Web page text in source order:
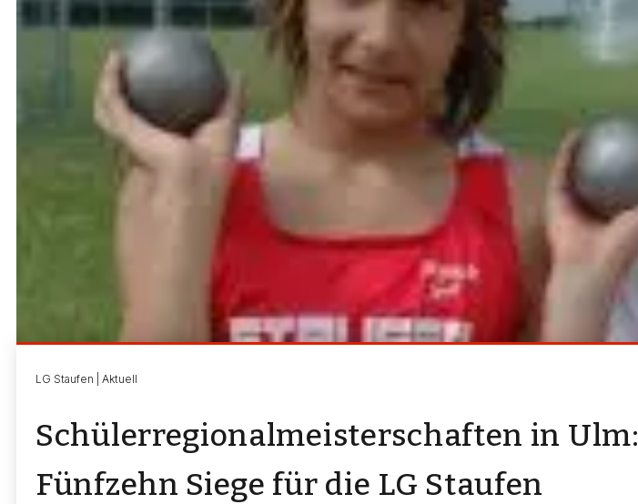
LG Staufen | Aktuell
Schülerregionalmeisterschaften in Ulm:
Fünfzehn Siege für die LG Staufen